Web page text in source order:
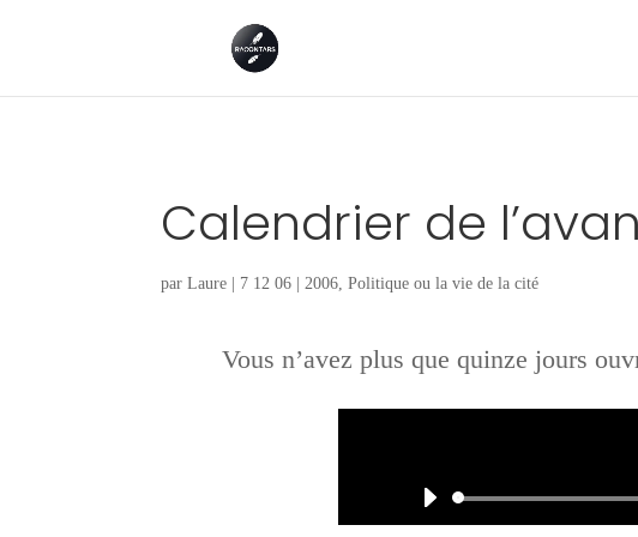
Calendrier de
parLaure | 7 12 06 | 2006 ,Politique ou la vie de la cité
Vous n’avez plus que quinze jours